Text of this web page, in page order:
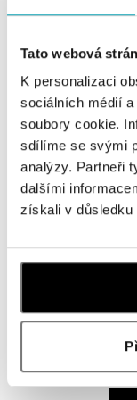
Tato webová
K personalizaci
sociálních médií
soubory cookie.
sdílíme se svými
analýzy. Partneři
dalšími
získali v důsledku
tel.:
ALOve OC
U Dálnice 777,
tel.:
dnes
ALOve
Chlumecká 765/
dnes
Roztylská 2321/
tel.: